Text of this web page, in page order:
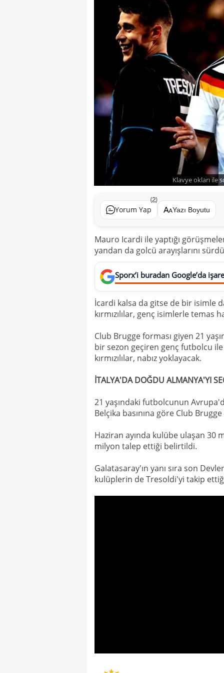
Klavye okları ile
Yorum Yap
(2)
Yazı Boyutu
Mauro Icardi ile yaptığı
yandan da golcü arayışlarını
Sporx’i buradan Google’da
İcardi kalsa da gitse de bir isimle
kırmızılılar, genç isimlerle
Club Brugge forması giyen 21
bir sezon geçiren genç futbolcu
kırmızılılar, nabız yoklayacak.
İTALYA'DA DOĞDU ALMANYA'YI
21 yaşındaki futbolcunun
Belçika basınına göre Club
Haziran ayında kulübe ulaşan 30
milyon talep ettiği belirtildi.
Galatasaray'ın yanı sıra son
kulüplerin de Tresoldi'yi takip